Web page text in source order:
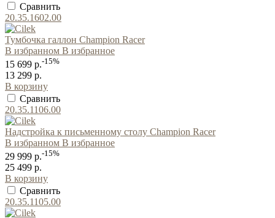
Сравнить
20.35.1602.00
Тумбочка галлон Champion Racer
В избранном В избранное
15 699 р.-15%
13 299 р.
В корзину
Сравнить
20.35.1106.00
Надстройка к письменному столу Champion Racer
В избранном В избранное
29 999 р.-15%
25 499 р.
В корзину
Сравнить
20.35.1105.00